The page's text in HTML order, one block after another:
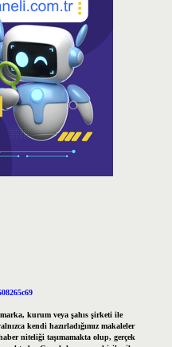
kurum veya şahıs şirketi ile
kendi hazırladığımız makaleler
niteliği taşımamakta olup, gerçek